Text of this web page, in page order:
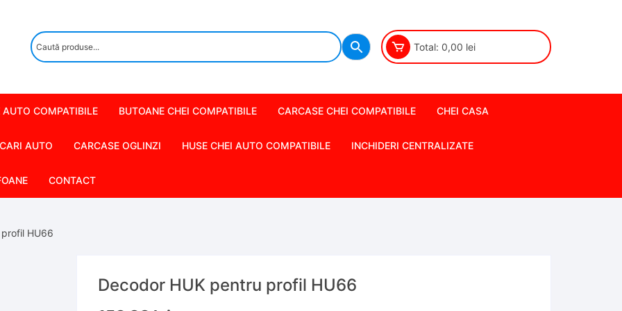
Total: 0,00 lei
AUTO COMPATIBILE BUTOANE CHEI COMPATIBILE CARCASE CHEI COMPATIBILE CHEI CASA
AUTO CARCASE OGLINZI HUSE CHEI AUTO COMPATIBILE INCHIDERI CENTRALIZATE
CONTACT
HU66
Decodor HUK pentru profil HU66